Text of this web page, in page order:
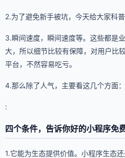
2.为了避免新手被坑，今天给大家科普
3.瞬间速度，瞬间速度等。这些都是
大，所以细节比较有保障，对用户比
平台，不然容易吃亏。
4.那么除了人气，主要看这几个方面：
:
四个条件，告诉你好的小程序免
1.它能为生态提供价值。小程序生态